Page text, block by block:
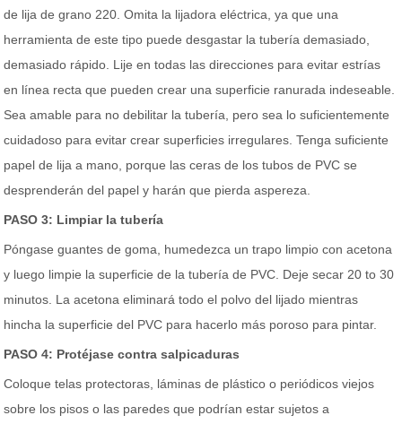
de lija de grano 220. Omita la lijadora eléctrica, ya que una
herramienta de este tipo puede desgastar la tubería demasiado,
demasiado rápido. Lije en todas las direcciones para evitar estrías
en línea recta que pueden crear una superficie ranurada indeseable.
Sea amable para no debilitar la tubería, pero sea lo suficientemente
cuidadoso para evitar crear superficies irregulares. Tenga suficiente
papel de lija a mano, porque las ceras de los tubos de PVC se
desprenderán del papel y harán que pierda aspereza.
PASO 3: Limpiar la tubería
Póngase guantes de goma, humedezca un trapo limpio con acetona
y luego limpie la superficie de la tubería de PVC. Deje secar 20 to 30
minutos. La acetona eliminará todo el polvo del lijado mientras
hincha la superficie del PVC para hacerlo más poroso para pintar.
PASO 4: Protéjase contra salpicaduras
Coloque telas protectoras, láminas de plástico o periódicos viejos
sobre los pisos o las paredes que podrían estar sujetos a